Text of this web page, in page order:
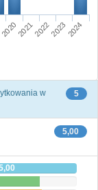
20202021202220232024
5
w
5,00